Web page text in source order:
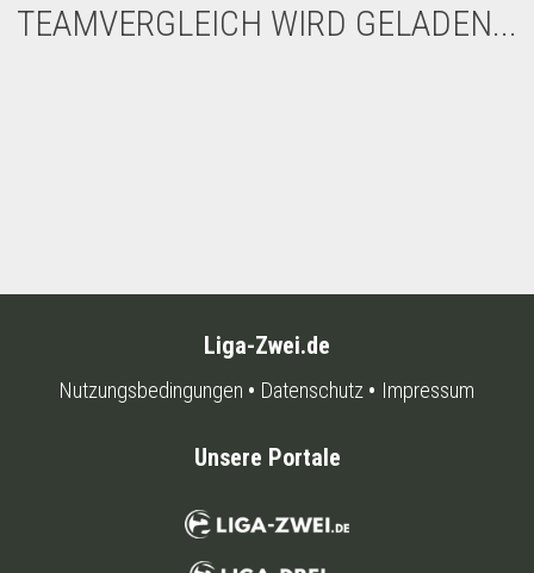
TEAMVERGLEICH WIRD GELADEN...
Liga-Zwei.de
Nutzungsbedingungen Datenschutz Impressum
Unsere Portale